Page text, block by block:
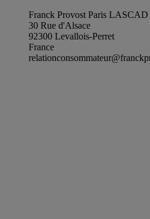
Franck Provost Paris LASCAD
30 Rue d'Alsace
92300 Levallois-Perret
France